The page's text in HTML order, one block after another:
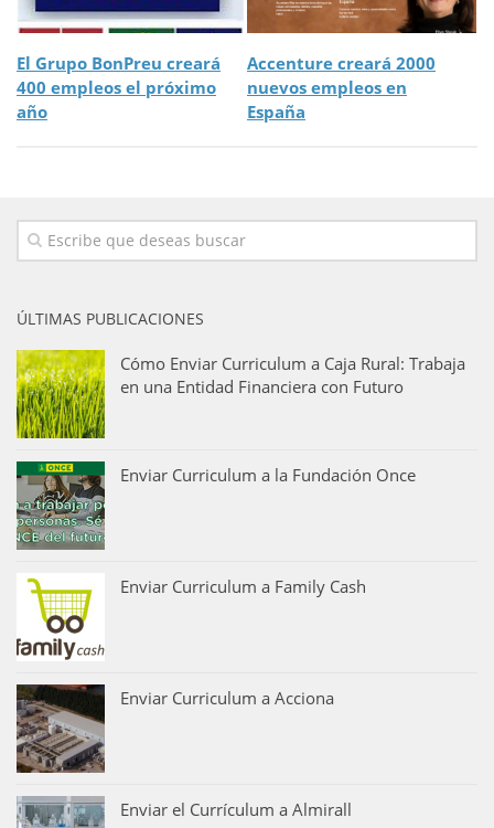
El Grupo BonPreu creará
400 empleos el próximo
año
Accenture creará 2000
nuevos empleos en
España
ÚLTIMAS PUBLICACIONES
Cómo Enviar Curriculum a Caja Rural: Trabaja
en una Entidad Financiera con Futuro
Enviar Curriculum a la Fundación Once
Enviar Curriculum a Family Cash
Enviar Curriculum a Acciona
Enviar el Currículum a Almirall